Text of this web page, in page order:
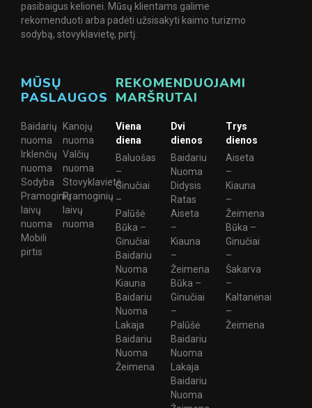
pasibaigus kelionei. Mūsų klientams galime
rekomenduoti arba padėti užsisakyti kaimo turizmo
sodybą, stovyklavietę, pirtį.
MŪSŲ
PASLAUGOS
Baidarių
nuoma
Kanojų
nuoma
Irklenčių
nuoma
Valčių
nuoma
Sodyba
Stovyklavietė
Pramoginių
laivų
nuoma
Pramoginių
laivų
nuoma
Mobili
pirtis
REKOMENDUOJAMI
MARŠRUTAI
Viena
diena
Baluošas
–
Ginučiai
–
Palūšė
Būka –
Ginučiai
Baidariu
Nuoma
Kiauna
Baidariu
Nuoma
Lakaja
Baidariu
Nuoma
Žeimena
Dvi
dienos
Baidariu
Nuoma
Didysis
Ratas
Aiseta
–
Kiauna
–
Žeimena
Būka –
Ginučiai
–
Palūšė
Baidariu
Nuoma
Lakaja
Baidariu
Nuoma
Trys
dienos
Aiseta
–
Kiauna
–
Žeimena
Būka –
Ginučiai
–
Šakarva
–
Kaltanėnai
–
Žeimena